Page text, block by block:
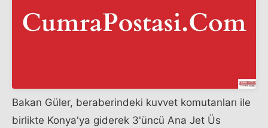
Bakan Güler, beraberindeki kuvvet komutanları ile
birlikte Konya'ya giderek 3'üncü Ana Jet Üs